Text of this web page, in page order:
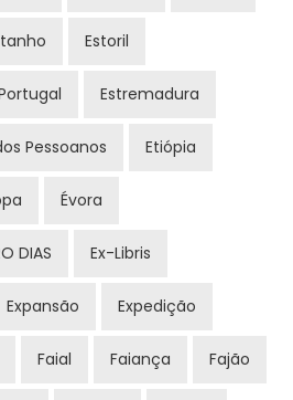
Estoril
Estremadura
Pessoanos Etiópia
Évora
DIAS Ex-Libris
Expansão Expedição
Faial Faiança Fajão